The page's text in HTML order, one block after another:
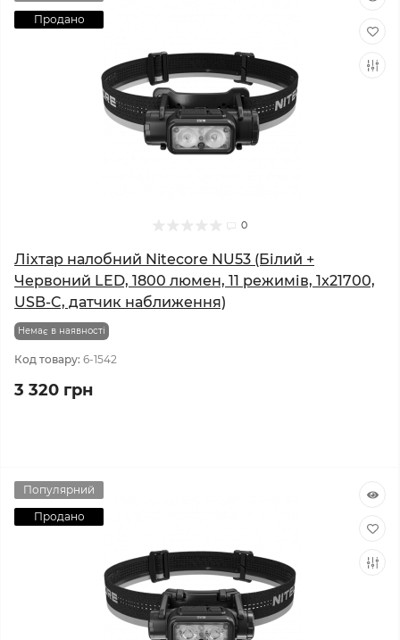
Продано
0
Ліхтар налобний Nitecore NU53 (Білий +
Червоний LED, 1800 люмен, 11 режимів, 1x21700,
USB-C, датчик наближення)
Немає в наявності
Код товару: 6-1542
3 320 грн
Популярний
Продано